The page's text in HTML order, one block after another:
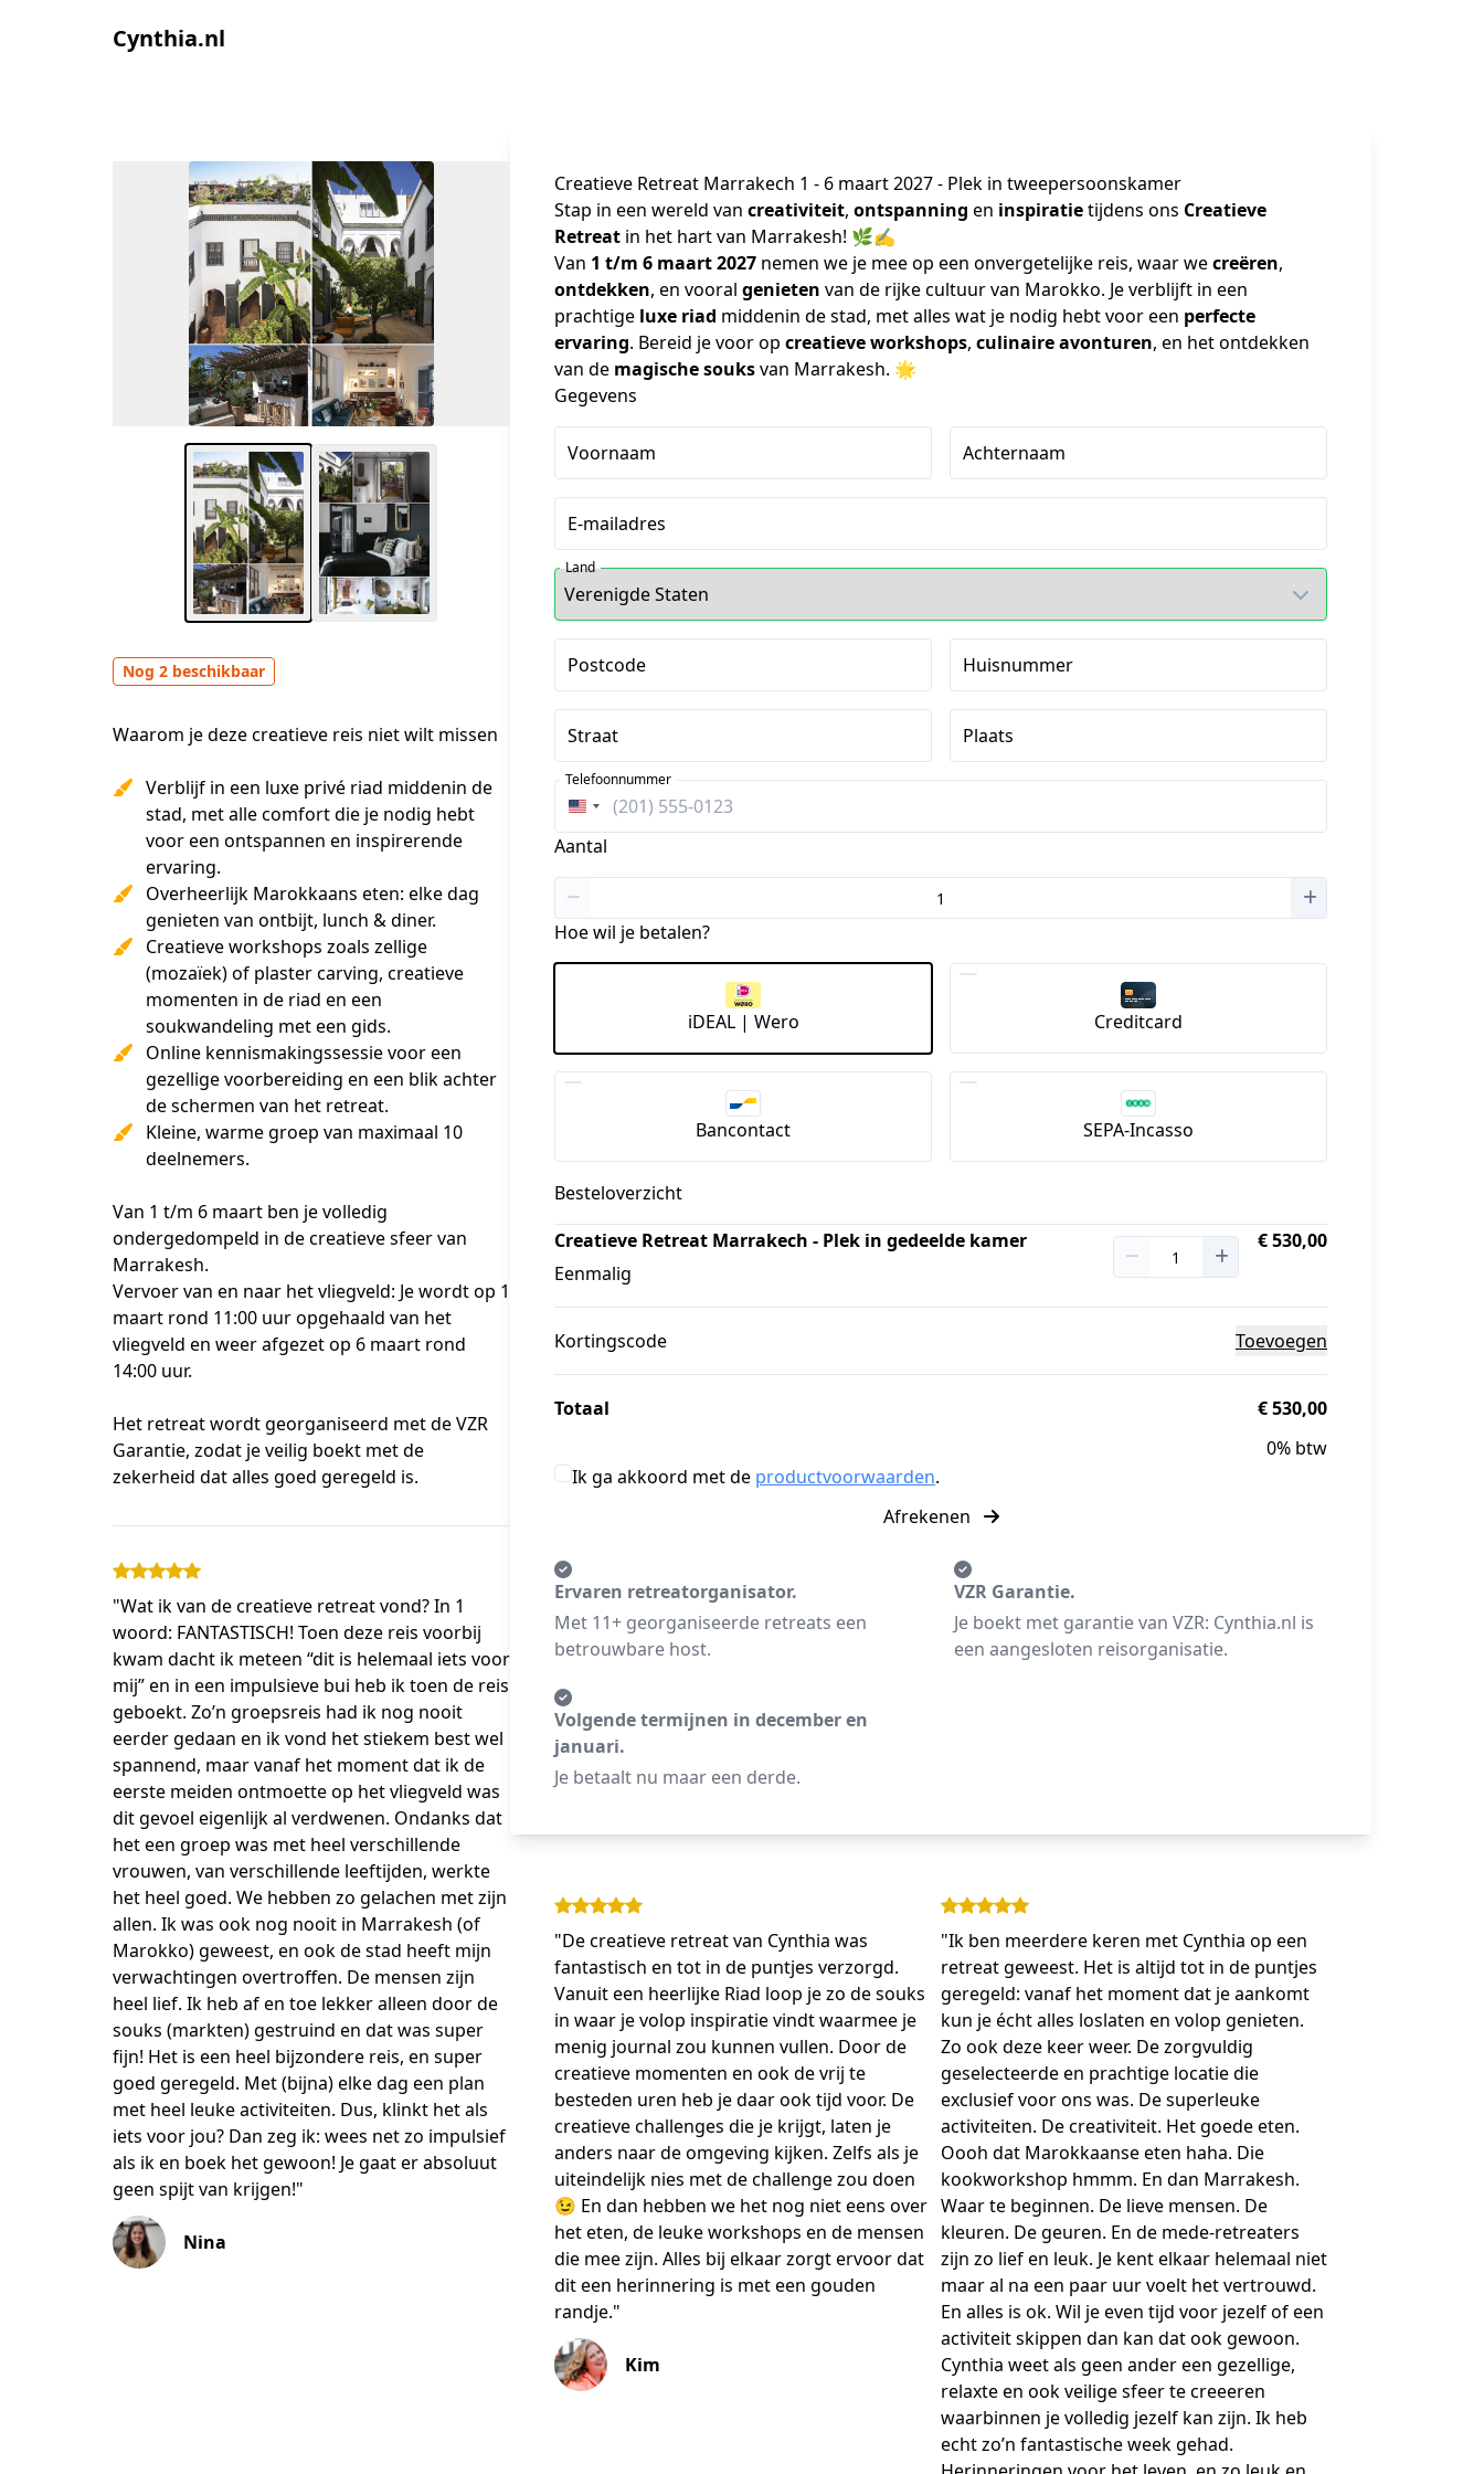
Cynthia.nl
Nog 2 beschikbaar
Waarom je deze creatieve reis niet wilt missen
Verblijf in een luxe privé riad middenin de
stad, met alle comfort die je nodig hebt
voor een ontspannen en inspirerende
ervaring.
Overheerlijk Marokkaans eten: elke dag
genieten van ontbijt, lunch & diner.
Creatieve workshops zoals zellige
(mozaïek) of plaster carving, creatieve
momenten in de riad en een
soukwandeling met een gids.
Online kennismakingssessie voor een
gezellige voorbereiding en een blik achter
de schermen van het retreat.
Kleine, warme groep van maximaal 10
deelnemers.
Van 1 t/m 6 maart ben je volledig
ondergedompeld in de creatieve sfeer van
Marrakesh.
Vervoer van en naar het vliegveld: Je wordt op 1
maart rond 11:00 uur opgehaald van het
vliegveld en weer afgezet op 6 maart rond
14:00 uur.
Het retreat wordt georganiseerd met de VZR
Garantie, zodat je veilig boekt met de
zekerheid dat alles goed geregeld is.
"Wat ik van de creatieve retreat vond? In 1
woord: FANTASTISCH! Toen deze reis voorbij
kwam dacht ik meteen “dit is helemaal iets voor
mij” en in een impulsieve bui heb ik toen de reis
geboekt. Zo’n groepsreis had ik nog nooit
eerder gedaan en ik vond het stiekem best wel
spannend, maar vanaf het moment dat ik de
eerste meiden ontmoette op het vliegveld was
dit gevoel eigenlijk al verdwenen. Ondanks dat
het een groep was met heel verschillende
vrouwen, van verschillende leeftijden, werkte
het heel goed. We hebben zo gelachen met zijn
allen. Ik was ook nog nooit in Marrakesh (of
Marokko) geweest, en ook de stad heeft mijn
verwachtingen overtroffen. De mensen zijn
heel lief. Ik heb af en toe lekker alleen door de
souks (markten) gestruind en dat was super
fijn! Het is een heel bijzondere reis, en super
goed geregeld. Met (bijna) elke dag een plan
met heel leuke activiteiten. Dus, klinkt het als
iets voor jou? Dan zeg ik: wees net zo impulsief
als ik en boek het gewoon! Je gaat er absoluut
geen spijt van krijgen!"
Nina
Creatieve Retreat Marrakech 1 - 6 maart 2027 - Plek in tweepersoonskamer
Stap in een wereld van creativiteit, ontspanning en inspiratie tijdens ons Creatieve
Retreat in het hart van Marrakesh! 🌿✍️
Van 1 t/m 6 maart 2027 nemen we je mee op een onvergetelijke reis, waar we creëren
ontdekken, en vooral genieten van de rijke cultuur van Marokko. Je verblijft in een
prachtige luxe riad middenin de stad, met alles wat je nodig hebt voor een perfecte
ervaring. Bereid je voor op creatieve workshops, culinaire avonturen, en het ontdekken
van de magische souks van Marrakesh. 🌟
Gegevens
Voornaam Achternaam
E-mailadres
Land
Postcode Huisnummer
Straat Plaats
Verenigde
Staten
Telefoonnummer
Aantal
Hoe wil je betalen?
iDEAL | Wero Creditcard
Bancontact SEPA-Incasso
Besteloverzicht
Creatieve Retreat Marrakech - Plek in gedeelde kamer
Eenmalig
€ 530,00
Kortingscode Toevoegen
Totaal
€ 530,00
0% btw
Ik ga akkoord met de productvoorwaarden.
Afrekenen
Ervaren retreatorganisator.
Met 11+ georganiseerde retreats een
betrouwbare host.
VZR Garantie.
Je boekt met garantie van VZR: Cynthia.nl is
een aangesloten reisorganisatie.
Volgende termijnen in december en
januari.
Je betaalt nu maar een derde.
"De creatieve retreat van Cynthia was
fantastisch en tot in de puntjes verzorgd.
Vanuit een heerlijke Riad loop je zo de souks
in waar je volop inspiratie vindt waarmee je
menig journal zou kunnen vullen. Door de
creatieve momenten en ook de vrij te
besteden uren heb je daar ook tijd voor. De
creatieve challenges die je krijgt, laten je
anders naar de omgeving kijken. Zelfs als je
uiteindelijk nies met de challenge zou doen
😉 En dan hebben we het nog niet eens over
het eten, de leuke workshops en de mensen
die mee zijn. Alles bij elkaar zorgt ervoor dat
dit een herinnering is met een gouden
randje."
Kim
"Ik ben meerdere keren met Cynthia op een
retreat geweest. Het is altijd tot in de puntjes
geregeld: vanaf het moment dat je aankomt
kun je écht alles loslaten en volop genieten.
Zo ook deze keer weer. De zorgvuldig
geselecteerde en prachtige locatie die
exclusief voor ons was. De superleuke
activiteiten. De creativiteit. Het goede eten.
Oooh dat Marokkaanse eten haha. Die
kookworkshop hmmm. En dan Marrakesh.
Waar te beginnen. De lieve mensen. De
kleuren. De geuren. En de mede-retreaters
zijn zo lief en leuk. Je kent elkaar helemaal niet
maar al na een paar uur voelt het vertrouwd.
En alles is ok. Wil je even tijd voor jezelf of een
activiteit skippen dan kan dat ook gewoon.
Cynthia weet als geen ander een gezellige,
relaxte en ook veilige sfeer te creeeren
waarbinnen je volledig jezelf kan zijn. Ik heb
echt zo’n fantastische week gehad.